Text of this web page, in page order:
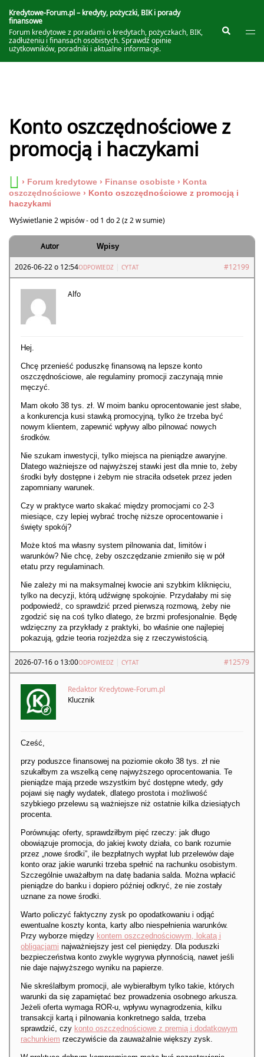
do
treści
Kredytowe-Forum.pl – kredyty, pożyczki, BIK i porady
finansowe
Forum kredytowe z poradami o kredytach, pożyczkach, BIK,
zadłużeniu i finansach osobistych. Sprawdź opinie
użytkowników, poradniki i aktualne informacje.
Szukaj
Konto oszczędnościowe z
promocją i haczykami
› Forum kredytowe › Finanse osobiste › Konta
oszczędnościowe › Konto oszczędnościowe z promocją i
haczykami
Wyświetlanie 2 wpisów - od 1 do 2 (z 2 w sumie)
Autor Wpisy
2026-06-22 o 12:54 #12199
ODPOWIEDZ CYTAT
Alfo
Hej.
Chcę przenieść poduszkę finansową na lepsze konto
oszczędnościowe, ale regulaminy promocji zaczynają mnie
męczyć.
Mam około 38 tys. zł. W moim banku oprocentowanie jest słabe,
a konkurencja kusi stawką promocyjną, tylko że trzeba być
nowym klientem, zapewnić wpływy albo pilnować nowych
środków.
Nie szukam inwestycji, tylko miejsca na pieniądze awaryjne.
Dlatego ważniejsze od najwyższej stawki jest dla mnie to, żeby
środki były dostępne i żebym nie straciła odsetek przez jeden
zapomniany warunek.
Czy w praktyce warto skakać między promocjami co 2-3
miesiące, czy lepiej wybrać trochę niższe oprocentowanie i
święty spokój?
Może ktoś ma własny system pilnowania dat, limitów i
warunków? Nie chcę, żeby oszczędzanie zmieniło się w pół
etatu przy regulaminach.
Nie zależy mi na maksymalnej kwocie ani szybkim kliknięciu,
tylko na decyzji, którą udźwignę spokojnie. Przydałaby mi się
podpowiedź, co sprawdzić przed pierwszą rozmową, żeby nie
zgodzić się na coś tylko dlatego, że brzmi profesjonalnie. Będę
wdzięczny za przykłady z praktyki, bo właśnie one najlepiej
pokazują, gdzie teoria rozjeżdża się z rzeczywistością.
2026-07-16 o 13:00 #12579
ODPOWIEDZ CYTAT
Redaktor Kredytowe-Forum.pl
Klucznik
Cześć,
przy poduszce finansowej na poziomie około 38 tys. zł nie
szukałbym za wszelką cenę najwyższego oprocentowania. Te
pieniądze mają przede wszystkim być dostępne wtedy, gdy
pojawi się nagły wydatek, dlatego prostota i możliwość
szybkiego przelewu są ważniejsze niż ostatnie kilka dziesiątych
procenta.
Porównując oferty, sprawdziłbym pięć rzeczy: jak długo
obowiązuje promocja, do jakiej kwoty działa, co bank rozumie
przez „nowe środki”, ile bezpłatnych wypłat lub przelewów daje
konto oraz jakie warunki trzeba spełnić na rachunku osobistym.
Szczególnie uważałbym na datę badania salda. Można wpłacić
pieniądze do banku i dopiero później odkryć, że nie zostały
uznane za nowe środki.
Warto policzyć faktyczny zysk po opodatkowaniu i odjąć
ewentualne koszty konta, karty albo niespełnienia warunków.
Przy wyborze między kontem oszczędnościowym, lokatą i
obligacjami najważniejszy jest cel pieniędzy. Dla poduszki
bezpieczeństwa konto zwykle wygrywa płynnością, nawet jeśli
nie daje najwyższego wyniku na papierze.
Nie skreślałbym promocji, ale wybierałbym tylko takie, których
warunki da się zapamiętać bez prowadzenia osobnego arkusza.
Jeżeli oferta wymaga ROR-u, wpływu wynagrodzenia, kilku
transakcji kartą i pilnowania konkretnego salda, trzeba
sprawdzić, czy konto oszczędnościowe z premią i dodatkowym
rachunkiem rzeczywiście da zauważalnie większy zysk.